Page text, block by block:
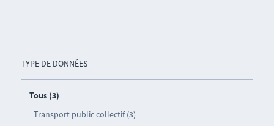
TYPE DE DONNÉES
Tous (3)
Transport public collectif (3)